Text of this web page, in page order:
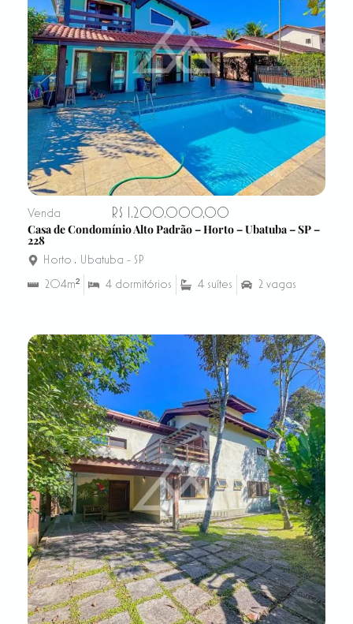
Venda
R$ 1.200.000,00
Casa de Condomínio Alto Padrão – Horto – Ubatuba – SP –
228
Horto , Ubatuba - SP
204m²
4 dormitórios 4 suítes 2 vagas